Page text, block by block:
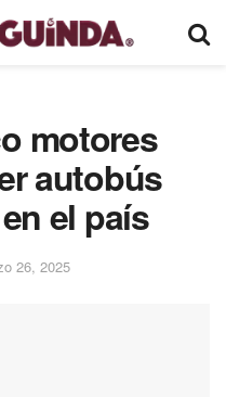
motores
autobús
el país
26, 2025